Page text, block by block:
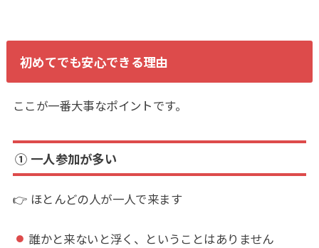
初めてでも安心できる理由
ここが一番大事なポイントです。
① 一人参加が多い
👉 ほとんどの人が一人で来ます
誰かと来ないと浮く、ということはありません